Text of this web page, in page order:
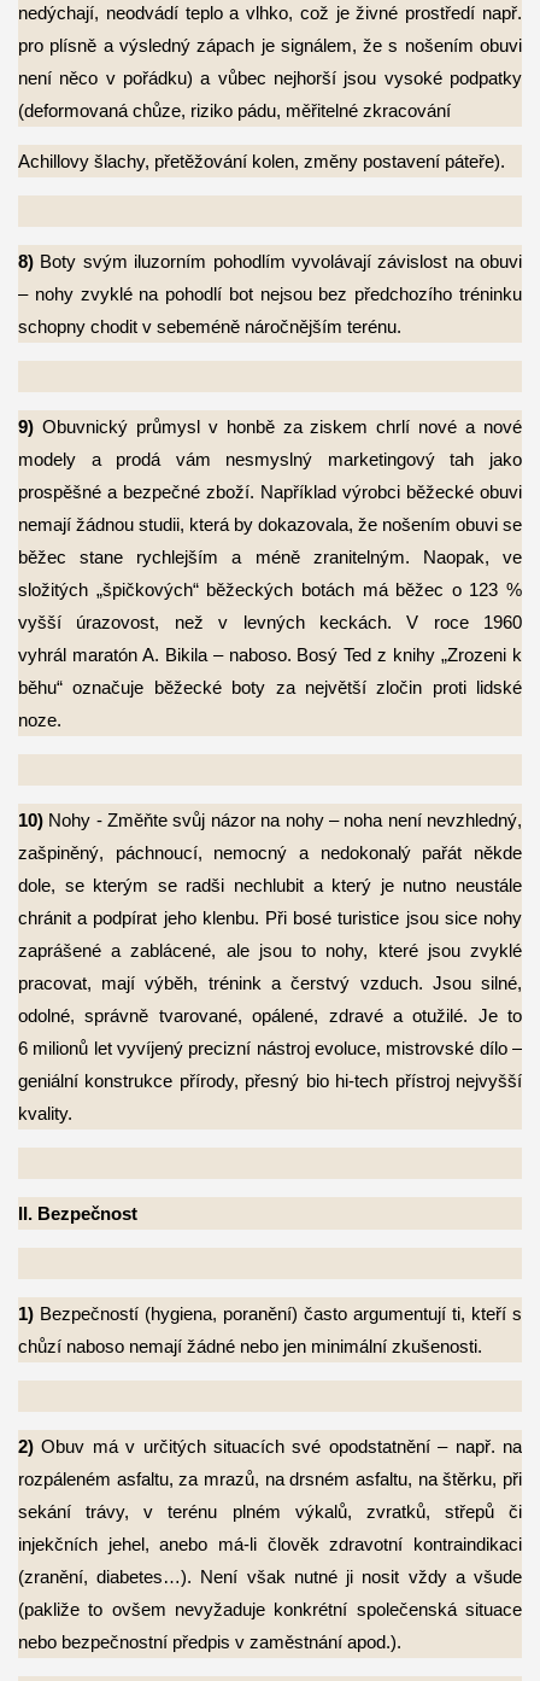
nedýchají, neodvádí teplo a vlhko, což je živné prostředí např.
pro plísně a výsledný zápach je signálem, že s nošením obuvi
není něco v pořádku) a vůbec nejhorší jsou vysoké podpatky
(deformovaná chůze, riziko pádu, měřitelné zkracování
Achillovy šlachy, přetěžování kolen, změny postavení páteře).
8) Boty svým iluzorním pohodlím vyvolávají závislost na obuvi
– nohy zvyklé na pohodlí bot nejsou bez předchozího tréninku
schopny chodit v sebeméně náročnějším terénu.
9) Obuvnický průmysl v honbě za ziskem chrlí nové a nové
modely a prodá vám nesmyslný marketingový tah jako
prospěšné a bezpečné zboží. Například výrobci běžecké obuvi
nemají žádnou studii, která by dokazovala, že nošením obuvi se
běžec stane rychlejším a méně zranitelným. Naopak, ve
složitých „špičkových“ běžeckých botách má běžec o 123 %
vyšší úrazovost, než v levných keckách. V roce 1960
vyhrál maratón A. Bikila – naboso. Bosý Ted z knihy „Zrozeni k
běhu“ označuje běžecké boty za největší zločin proti lidské
noze.
10)Nohy - Změňte svůj názor na nohy – noha není nevzhledný,
zašpiněný, páchnoucí, nemocný a nedokonalý pařát někde
dole, se kterým se radši nechlubit a který je nutno neustále
chránit a podpírat jeho klenbu. Při bosé turistice jsou sice nohy
zaprášené a zablácené, ale jsou to nohy, které jsou zvyklé
pracovat, mají výběh, trénink a čerstvý vzduch. Jsou silné,
odolné, správně tvarované, opálené, zdravé a otužilé. Je to
6 milionů let vyvíjený precizní nástroj evoluce, mistrovské dílo –
geniální konstrukce přírody, přesný bio hi-tech přístroj nejvyšší
kvality.
II. Bezpečnost
1)Bezpečností (hygiena, poranění) často argumentují ti, kteří s
chůzí naboso nemají žádné nebo jen minimální zkušenosti.
2)Obuv má v určitých situacích své opodstatnění – např. na
rozpáleném asfaltu, za mrazů, na drsném asfaltu, na štěrku, při
sekání trávy, v terénu plném výkalů, zvratků, střepů či
injekčních jehel, anebo má-li člověk zdravotní kontraindikaci
(zranění, diabetes…). Není však nutné ji nosit vždy a všude
(pakliže to ovšem nevyžaduje konkrétní společenská situace
nebo bezpečnostní předpis v zaměstnání apod.).